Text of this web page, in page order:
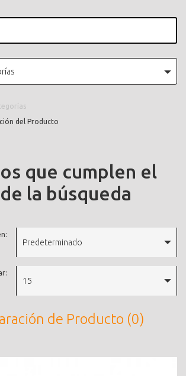
del Producto
que cumplen el
la búsqueda
Predeterminado
15
de Producto (0)